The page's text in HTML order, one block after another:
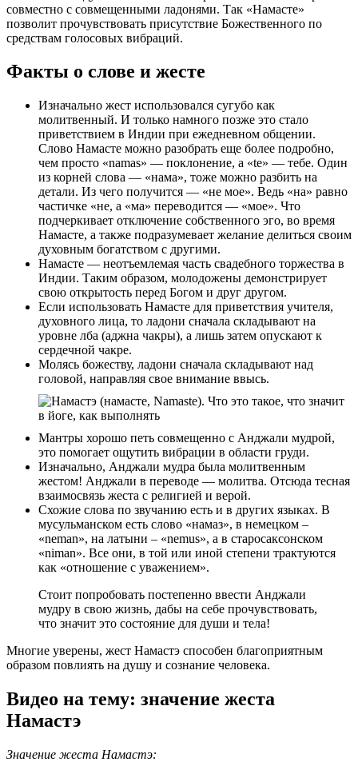
совместно с совмещенными ладонями. Так «Намасте»
позволит прочувствовать присутствие Божественного по
средствам голосовых вибраций.
Факты о слове и жесте
Изначально жест использовался сугубо как
молитвенный. И только намного позже это стало
приветствием в Индии при ежедневном общении.
Слово Намасте можно разобрать еще более подробно,
чем просто «namas» — поклонение, а «te» — тебе. Один
из корней слова — «нама», тоже можно разбить на
детали. Из чего получится — «не мое». Ведь «на» равно
частичке «не, а «ма» переводится — «мое». Что
подчеркивает отключение собственного эго, во время
Намасте, а также подразумевает желание делиться своим
духовным богатством с другими.
Намасте — неотъемлемая часть свадебного торжества в
Индии. Таким образом, молодожены демонстрирует
свою открытость перед Богом и друг другом.
Если использовать Намасте для приветствия учителя,
духовного лица, то ладони сначала складывают на
уровне лба (аджна чакры), а лишь затем опускают к
сердечной чакре.
Молясь божеству, ладони сначала складывают над
головой, направляя свое внимание ввысь.
Мантры хорошо петь совмещенно с Анджали мудрой,
это помогает ощутить вибрации в области груди.
Изначально, Анджали мудра была молитвенным
жестом! Анджали в переводе — молитва. Отсюда тесная
взаимосвязь жеста с религией и верой.
Схожие слова по звучанию есть и в других языках. В
мусульманском есть слово «намаз», в немецком –
«neman», на латыни – «nemus», а в старосаксонском
«niman». Все они, в той или иной степени трактуются
как «отношение с уважением».
Стоит попробовать постепенно ввести Анджали
мудру в свою жизнь, дабы на себе прочувствовать,
что значит это состояние для души и тела!
Многие уверены, жест Намастэ способен благоприятным
образом повлиять на душу и сознание человека.
Видео на тему: значение жеста
Намастэ
Значение жеста Намастэ: